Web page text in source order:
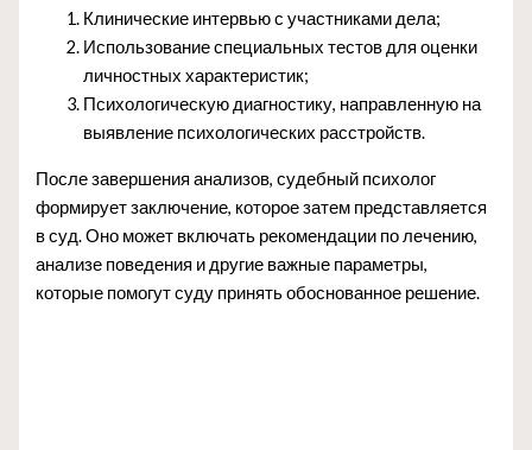
Клинические интервью с участниками дела;
Использование специальных тестов для оценки
личностных характеристик;
Психологическую диагностику, направленную на
выявление психологических расстройств.
После завершения анализов, судебный психолог
формирует заключение, которое затем представляется
в суд. Оно может включать рекомендации по лечению,
анализе поведения и другие важные параметры,
которые помогут суду принять обоснованное решение.